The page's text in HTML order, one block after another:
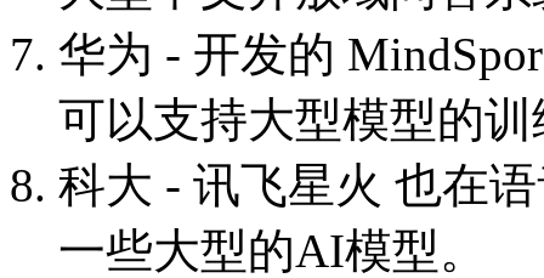
华为 - 开发的
可以支持大型模型的
科大 - 讯飞星火 也在
一些大型的AI模型。